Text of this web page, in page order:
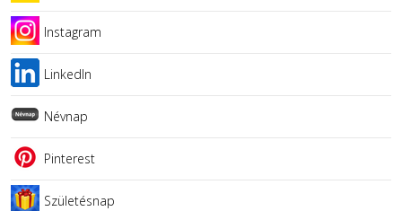
Instagram
LinkedIn
Névnap
Pinterest
Születésnap